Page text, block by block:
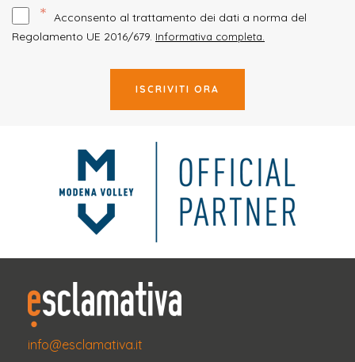
* Acconsento al trattamento dei dati a norma del
Regolamento UE 2016/679. Informativa completa.
ISCRIVITI ORA
info@esclamativa.it